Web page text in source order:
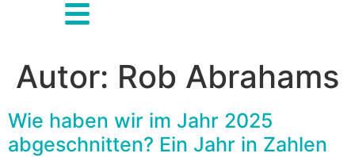
Autor: Rob Abrahams
Wie haben wir im Jahr 2025
abgeschnitten? Ein Jahr in Zahlen